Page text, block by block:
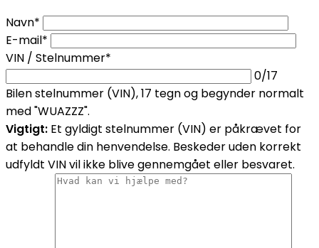
Navn*
E-mail*
VIN / Stelnummer*
0/17
Bilen stelnummer (VIN), 17 tegn og begynder normalt
med "WUAZZZ".
Vigtigt: Et gyldigt stelnummer (VIN) er påkrævet for
at behandle din henvendelse. Beskeder uden korrekt
udfyldt VIN vil ikke blive gennemgået eller besvaret.